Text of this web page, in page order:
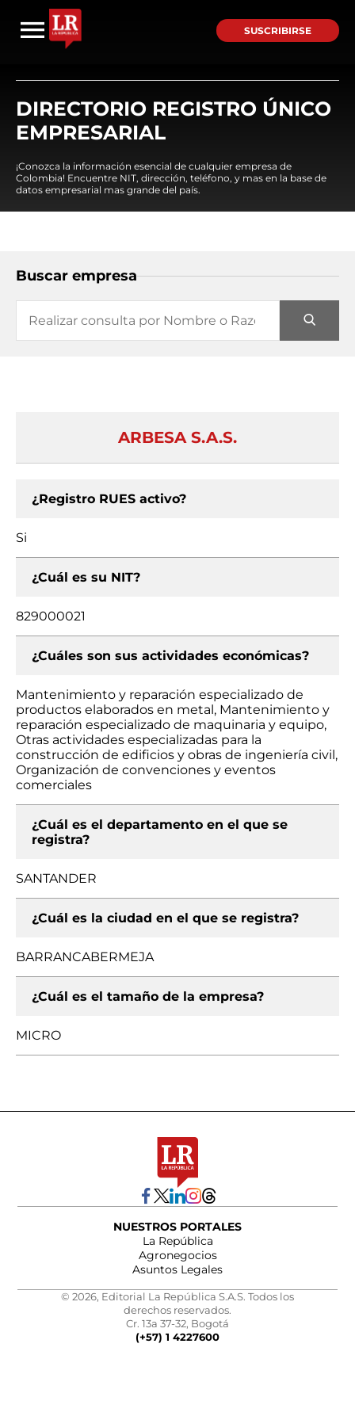
SUSCRIBIRSE
DIRECTORIO REGISTRO ÚNICO
EMPRESARIAL
¡Conozca la información esencial de cualquier empresa de
Colombia! Encuentre NIT, dirección, teléfono, y mas en la base de
datos empresarial mas grande del país.
Buscar empresa
ARBESA S.A.S.
¿Registro RUES activo?
Si
¿Cuál es su NIT?
829000021
¿Cuáles son sus actividades económicas?
Mantenimiento y reparación especializado de
productos elaborados en metal, Mantenimiento y
reparación especializado de maquinaria y equipo,
Otras actividades especializadas para la
construcción de edificios y obras de ingeniería civil,
Organización de convenciones y eventos
comerciales
¿Cuál es el departamento en el que se
registra?
SANTANDER
¿Cuál es la ciudad en el que se registra?
BARRANCABERMEJA
¿Cuál es el tamaño de la empresa?
MICRO
NUESTROS PORTALES
La República
Agronegocios
Asuntos Legales
© 2026, Editorial La República S.A.S. Todos los
derechos reservados.
Cr. 13a 37-32, Bogotá
(+57) 1 4227600